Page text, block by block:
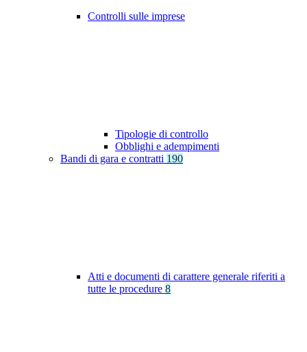
Controlli sulle imprese
Tipologie di controllo
Obblighi e adempimenti
Bandi di gara e contratti 190
Atti e documenti di carattere generale riferiti a
tutte le procedure 8